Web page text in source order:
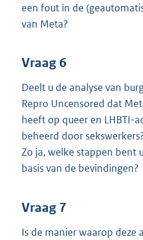
een fout in de
van Meta?
Vraag 6
Deelt u de analyse van
Repro Uncensored dat
heeft op queer en LHBTI-
beheerd door
Zo ja, welke stappen bent
basis van de bevindingen?
Vraag 7
Is de manier waarop deze